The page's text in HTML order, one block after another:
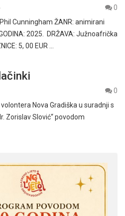
0
Phil Cunningham ŽANR: animirani
2025. DRŽAVA: Južnoafrička
5, 00 EUR …
0
Nova Gradiška u suradnji s
Zorislav Slović“ povodom